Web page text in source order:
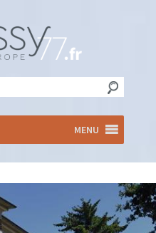
MENU